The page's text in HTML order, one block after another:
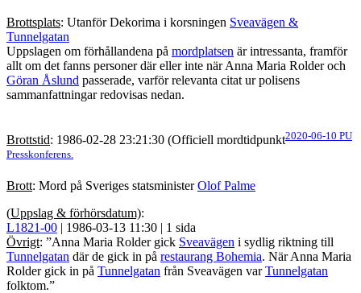
Brottsplats: Utanför Dekorima i korsningen Sveavägen &
Tunnelgatan
Uppslagen om förhållandena på mordplatsen är intressanta, framför
allt om det fanns personer där eller inte närAnna Maria Rolderoch
Göran Åslund passerade, varför relevanta citat ur polisens
sammanfattningar redovisas nedan.
Brottstid: 1986-02-28 23:21:30 (Officiell mordtidpunkt2020-06-10 PU
Presskonferens.
Brott: Mord på Sveriges statsministerOlof Palme
(Uppslag & förhörsdatum):
L1821-00 | 1986-03-13 11:30 | 1 sida
Övrigt: ”Anna Maria Roldergick Sveavägen i sydlig riktning till
Tunnelgatan där de gick in på restaurang Bohemia. NärAnna Maria
Roldergick in på Tunnelgatan från Sveavägen varTunnelgatan
folktom.”